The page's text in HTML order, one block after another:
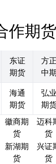
作期
东证
期货
方正
中期
海通
期货
弘业
期
徽商期
货
迈科
货
新湖期
货
兴证
货